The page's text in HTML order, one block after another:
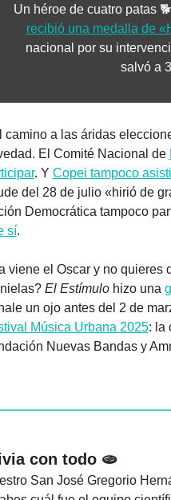
Un héroe de cuatro patas
recibió una medalla de
nacional por su
salvó a
camino a las áridas
El Comité Nacional de
. Y Copei tampoco
del 28 de julio «hirió de
Democrática tampoco
sí.
viene el Oscar y no quieres
El Estímulo hizo una
Música Urbana 2025: la
con todo 🫓
San José Gregorio